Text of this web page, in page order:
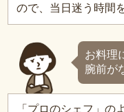
ので、当日迷う時間
お料理
腕前が
「プロのシェフ」の